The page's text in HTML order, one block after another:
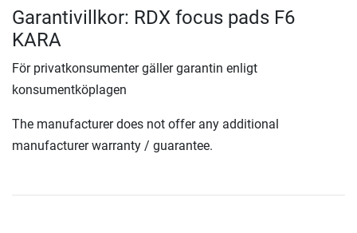
Garantivillkor: RDX focus pads F6
KARA
För privatkonsumenter gäller garantin enligt
konsumentköplagen
The manufacturer does not offer any additional
manufacturer warranty / guarantee.